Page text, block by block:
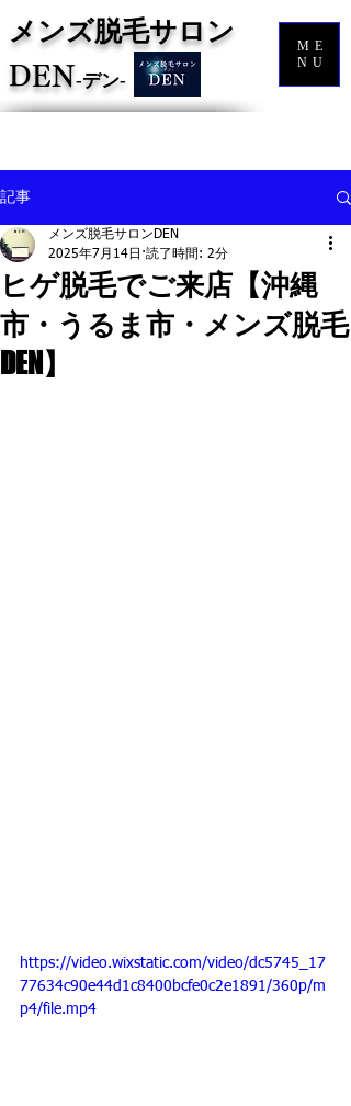
メンズ脱毛サロン
DEN‐デン‐
ME
NU
記事
ヒゲ脱毛でご来店【沖縄
市・うるま市・メンズ脱毛
DEN】
メンズ脱毛サロンDEN
2025年7月14日 読了時間: 2分
https://video.wixstatic.com/video/dc5745_17
77634c90e44d1c8400bcfe0c2e1891/360p/m
p4/file.mp4